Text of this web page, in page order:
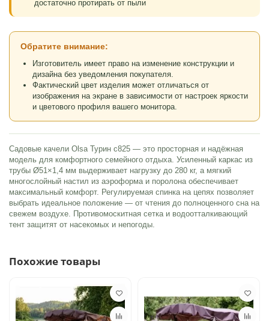
достаточно протирать от пыли
Обратите внимание:
Изготовитель имеет право на изменение конструкции и
дизайна без уведомления покупателя.
Фактический цвет изделия может отличаться от
изображения на экране в зависимости от настроек яркости
и цветового профиля вашего монитора.
Садовые качели Olsa Турин c825 — это просторная и надёжная
модель для комфортного семейного отдыха. Усиленный каркас из
трубы Ø51×1,4 мм выдерживает нагрузку до 280 кг, а мягкий
многослойный настил из аэроформа и поролона обеспечивает
максимальный комфорт. Регулируемая спинка на цепях позволяет
выбрать идеальное положение — от чтения до полноценного сна на
свежем воздухе. Противомоскитная сетка и водоотталкивающий
тент защитят от насекомых и непогоды.
Похожие товары